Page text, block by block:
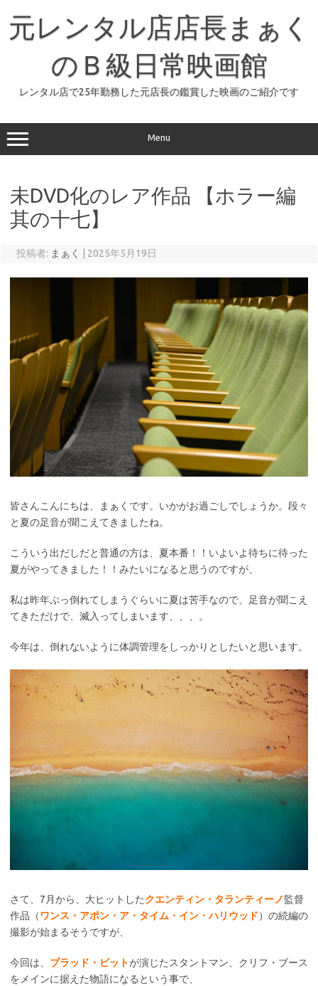
元レンタル店店長まぁく
のＢ級日常映画館
レンタル店で25年勤務した元店長の鑑賞した映画のご紹介です
Menu
未DVD化のレア作品 【ホラー編
其の十七】
投稿者: まぁく 2025年5月19日
皆さんこんにちは、まぁくです。いかがお過ごしでしょうか。段々
と夏の足音が聞こえてきましたね。
こういう出だしだと普通の方は、夏本番！！いよいよ待ちに待った
夏がやってきました！！みたいになると思うのですが、
私は昨年ぶっ倒れてしまうぐらいに夏は苦手なので、足音が聞こえ
てきただけで、滅入ってしまいます、、、。
今年は、倒れないように体調管理をしっかりとしたいと思います。
さて、7月から、大ヒットしたクエンティン・タランティーノ監督
作品（ワンス・アポン・ア・タイム・イン・ハリウッド）の続編の
撮影が始まるそうですが、
今回は、 ブラッド・ピットが演じたスタントマン、クリフ・ブース
をメインに据えた物語になるという事で、